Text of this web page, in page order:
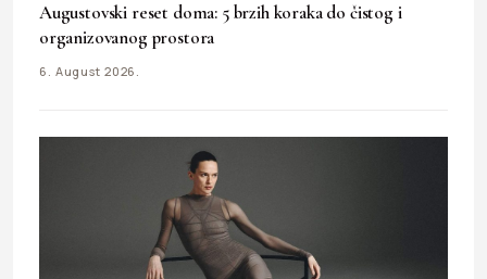
Augustovski reset doma: 5 brzih koraka do čistog i
organizovanog prostora
6. August 2026.